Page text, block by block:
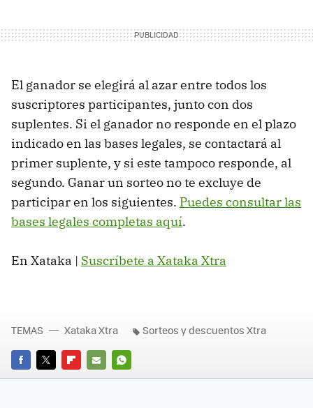
El ganador se elegirá al azar entre todos los
suscriptores participantes, junto con dos
suplentes. Si el ganador no responde en el plazo
indicado en las bases legales, se contactará al
primer suplente, y si este tampoco responde, al
segundo. Ganar un sorteo no te excluye de
participar en los siguientes. Puedes consultar las
bases legales completas aquí.
En Xataka | Suscríbete a Xataka Xtra
FACEBOOK
TWITTERFLIPBOARD
E-
WHATSAPP
TEMAS Xataka Xtra Sorteos y descuentos Xtra